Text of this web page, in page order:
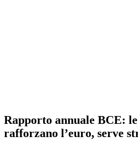
Rapporto annuale BCE:
rafforzano l’euro, serve